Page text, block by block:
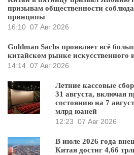
призывам общественности
принципы
16:10 07 Авг 2026
Goldman Sachs проявляет всё
китайском рынке искусственного
14:14 07 Авг 2026
Летние кассовые
31 августа, включая
состоянию на 7
млрд юаней
12:23 07 Авг 2026
В июле 2026 года
Китая достиг 4,66